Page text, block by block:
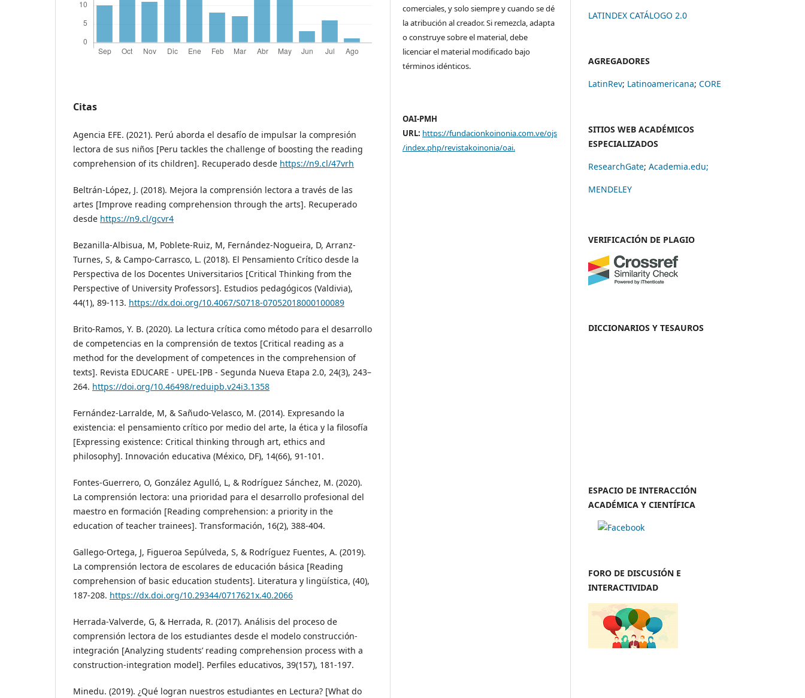
Citas
Agencia EFE. (2021). Perú aborda el desafío de impulsar la compresión
lectora de sus niños [Peru tackles the challenge of boosting the reading
comprehension of its children]. Recuperado desde https://n9.cl/47vrh
Beltrán-López, J. (2018). Mejora la comprensión lectora a través de las
artes [Improve reading comprehension through the arts]. Recuperado
desde https://n9.cl/gcvr4
Bezanilla-Albisua, M, Poblete-Ruiz, M, Fernández-Nogueira, D, Arranz-
Turnes, S, & Campo-Carrasco, L. (2018). El Pensamiento Crítico desde la
Perspectiva de los Docentes Universitarios [Critical Thinking from the
Perspective of University Professors]. Estudios pedagógicos (Valdivia),
44(1), 89-113. https://dx.doi.org/10.4067/S0718-07052018000100089
Brito-Ramos, Y. B. (2020). La lectura crítica como método para el desarrollo
de competencias en la comprensión de textos [Critical reading as a
method for the development of competences in the comprehension of
texts]. Revista EDUCARE - UPEL-IPB - Segunda Nueva Etapa 2.0, 24(3), 243–
264. https://doi.org/10.46498/reduipb.v24i3.1358
Fernández-Larralde, M, & Sañudo-Velasco, M. (2014). Expresando la
existencia: el pensamiento crítico por medio del arte, la ética y la filosofía
[Expressing existence: Critical thinking through art, ethics and
philosophy]. Innovación educativa (México, DF), 14(66), 91-101.
Fontes-Guerrero, O, González Agulló, L, & Rodríguez Sánchez, M. (2020).
La comprensión lectora: una prioridad para el desarrollo profesional del
maestro en formación [Reading comprehension: a priority in the
education of teacher trainees]. Transformación, 16(2), 388-404.
Gallego-Ortega, J, Figueroa Sepúlveda, S, & Rodríguez Fuentes, A. (2019).
La comprensión lectora de escolares de educación básica [Reading
comprehension of basic education students]. Literatura y lingüística, (40),
187-208. https://dx.doi.org/10.29344/0717621x.40.2066
Herrada-Valverde, G, & Herrada, R. (2017). Análisis del proceso de
comprensión lectora de los estudiantes desde el modelo construcción-
integración [Analyzing students’ reading comprehension process with a
construction-integration model]. Perfiles educativos, 39(157), 181-197.
Minedu. (2019). ¿Qué logran nuestros estudiantes en Lectura? [What do
comerciales, y solo siempre y cuando se dé
la atribución al creador. Si remezcla, adapta
o construye sobre el material, debe
licenciar el material modificado bajo
términos idénticos.
OAI-PMH
URL: https://fundacionkoinonia.com.ve/ojs
/index.php/revistakoinonia/oai.
LATINDEX CATÁLOGO 2.0
AGREGADORES
LatinRev; Latinoamericana; CORE
SITIOS WEB ACADÉMICOS
ESPECIALIZADOS
ResearchGate; Academia.edu;
MENDELEY
VERIFICACIÓN DE PLAGIO
DICCIONARIOS Y TESAUROS
ESPACIO DE INTERACCIÓN
ACADÉMICA Y CIENTÍFICA
FORO DE DISCUSIÓN E
INTERACTIVIDAD